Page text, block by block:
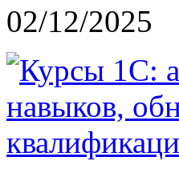
02/12/2025